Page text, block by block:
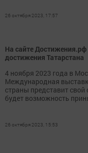
26 октября 2023, 17:57
На сайте
достижения Татарстана
4 ноября 2023 года в
Международная
страны представит свой
будет возможность
26 октября 2023, 15:53